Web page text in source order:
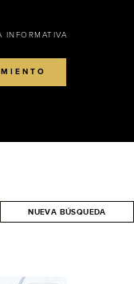
INFORMATIVA
NUEVA BÚSQUEDA